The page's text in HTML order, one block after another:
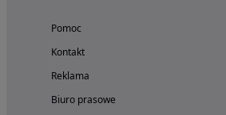
Pomoc
Kontakt
Reklama
Biuro prasowe